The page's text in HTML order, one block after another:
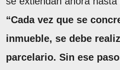
“Cada vez que se
inmueble, se debe
parcelario. Sin ese